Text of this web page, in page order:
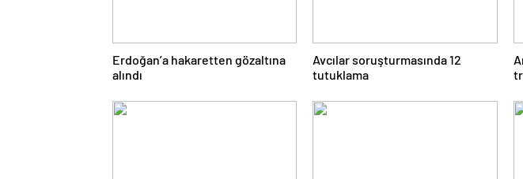
Erdoğan’a hakaretten gözaltına
alındı
Avcılar soruşturmasında 12
tutuklama